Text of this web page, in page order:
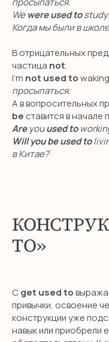
Wewere used to
Когда мы были в
В отрицательных
частица not.
I’m not used to
просыпаться.
А в вопросительных
be ставится в начале
Areyouused to
Will you be used to
в Китае?
TO»
Сget used to
привычки, освоение
конструкции уже
навык или приобрели